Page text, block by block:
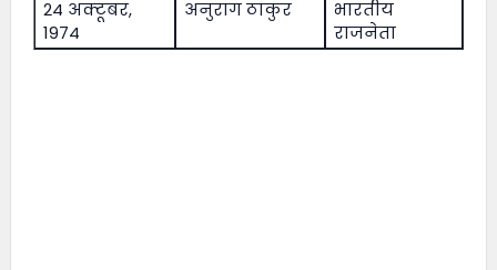
24 अक्टूबर,
1974
अनुराग ठाकुर
भारतीय
राजनेता